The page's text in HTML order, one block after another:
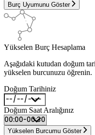
Burç Uyumunu Göster
Yükselen Burç Hesaplama
Aşağıdaki kutudan doğum
yükselen burcunuzu öğrenin.
Doğum Tarihiniz
Doğum Saat Aralığınız
Yükselen Burcumu Göster